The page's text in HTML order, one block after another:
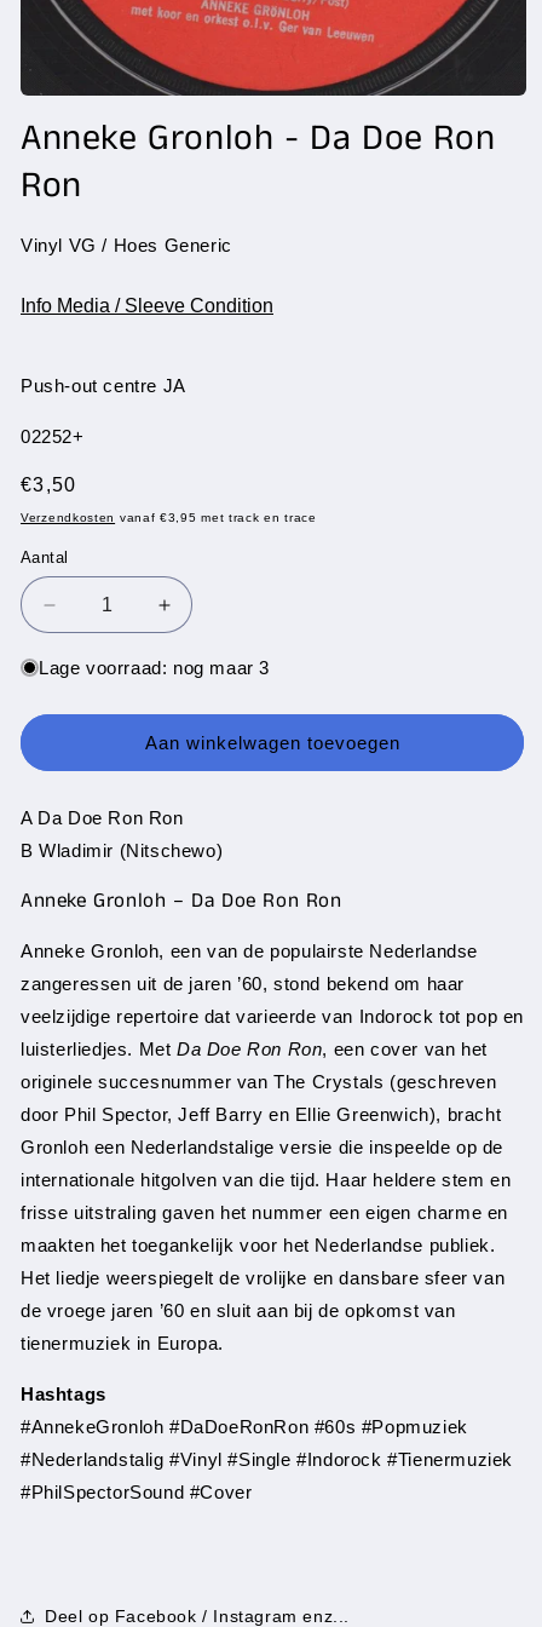
openen
modaal
Anneke Gronloh - Da Doe Ron
Ron
Vinyl VG / Hoes Generic
Info Media / Sleeve Condition
Push-out centre JA
SKU:
02252+
Normale
prijs
€3,50
Verzendkosten vanaf €3,95 met track en trace
Aantal
Aantal
Aantal
verlagen
voor
Gronloh
Da
Ron
Ron
Aantal
verhogen
voor
Gronloh
-
Da
Ron
Ron
Lage voorraad: nog maar 3
Aan winkelwagen toevoegen
A Da Doe Ron Ron
B Wladimir (Nitschewo)
Anneke Gronloh – Da Doe Ron Ron
Anneke Gronloh, een van de populairste Nederlandse
zangeressen uit de jaren ’60, stond bekend om haar
veelzijdige repertoire dat varieerde van Indorock tot pop en
luisterliedjes. Met Da Doe Ron Ron, een cover van het
originele succesnummer van The Crystals (geschreven
door Phil Spector, Jeff Barry en Ellie Greenwich), bracht
Gronloh een Nederlandstalige versie die inspeelde op de
internationale hitgolven van die tijd. Haar heldere stem en
frisse uitstraling gaven het nummer een eigen charme en
maakten het toegankelijk voor het Nederlandse publiek.
Het liedje weerspiegelt de vrolijke en dansbare sfeer van
de vroege jaren ’60 en sluit aan bij de opkomst van
tienermuziek in Europa.
Hashtags
#AnnekeGronloh #DaDoeRonRon #60s #Popmuziek
#Nederlandstalig #Vinyl #Single #Indorock #Tienermuziek
#PhilSpectorSound #Cover
Deel op Facebook / Instagram enz...